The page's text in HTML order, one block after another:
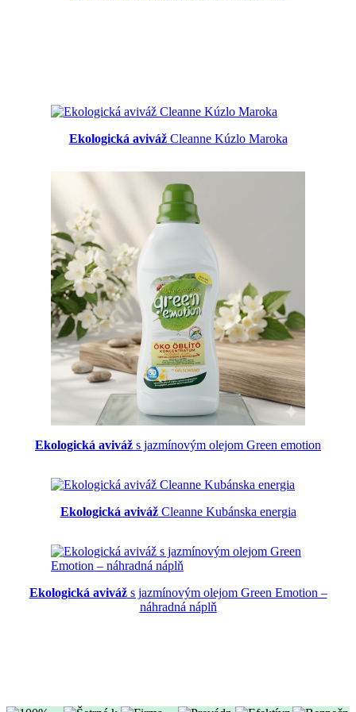
Ekologická aviváž Cleanne Kúzlo Maroka
Ekologická aviváž s jazmínovým olejom Green emotion
Ekologická avivážCleanne Kubánska energia
Ekologická avivážs jazmínovým olejom Green Emotion –
náhradná náplň